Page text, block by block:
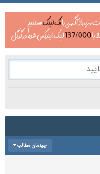
چیدمان مطالب